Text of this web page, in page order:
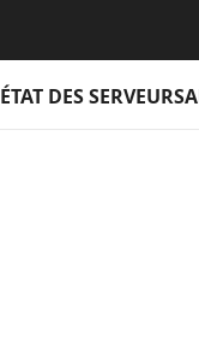
ÉTAT DES SERVEURS